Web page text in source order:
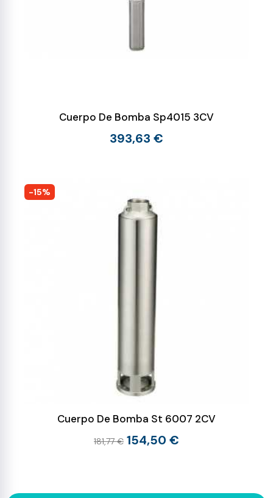
Cuerpo De Bomba Sp4015 3CV
393,63 €
-15%
Cuerpo De Bomba St 6007 2CV
181,77 € 154,50 €